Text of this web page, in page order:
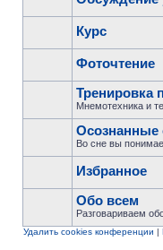
Курс
Фоточтение
Тренировка
Мнемотехника и
Осознанные
Во сне вы
Избранное
Обо всем
Разговариваем
Удалить cookies конференции |